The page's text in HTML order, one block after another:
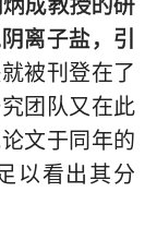
成教授的研
离子盐，引
被刊登在了
团队又在此
文于同年的
以看出其分